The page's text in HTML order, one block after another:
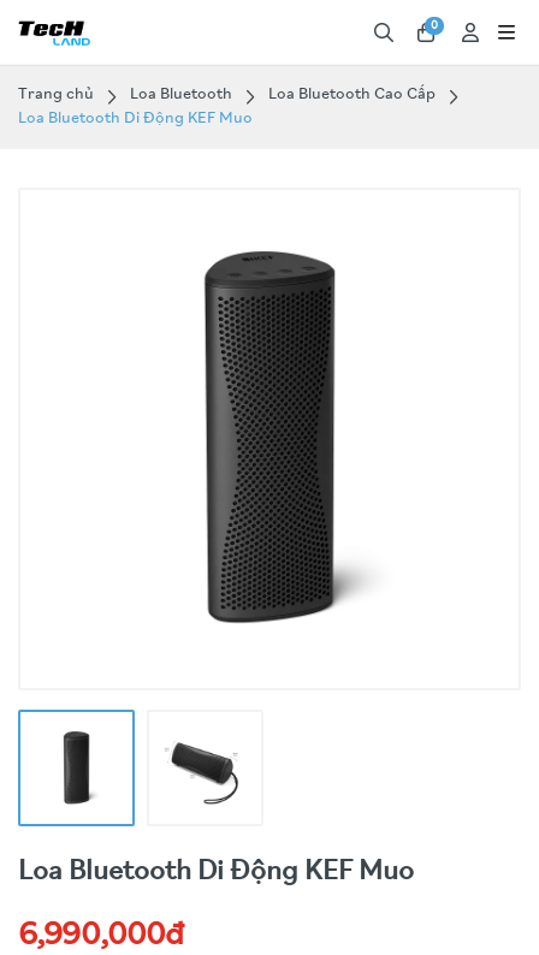
0
Trang chủ Loa Bluetooth
Loa Bluetooth Cao Cấp
Loa Bluetooth Di Động KEF Muo
Loa Bluetooth Di Động KEF Muo
6,990,000đ